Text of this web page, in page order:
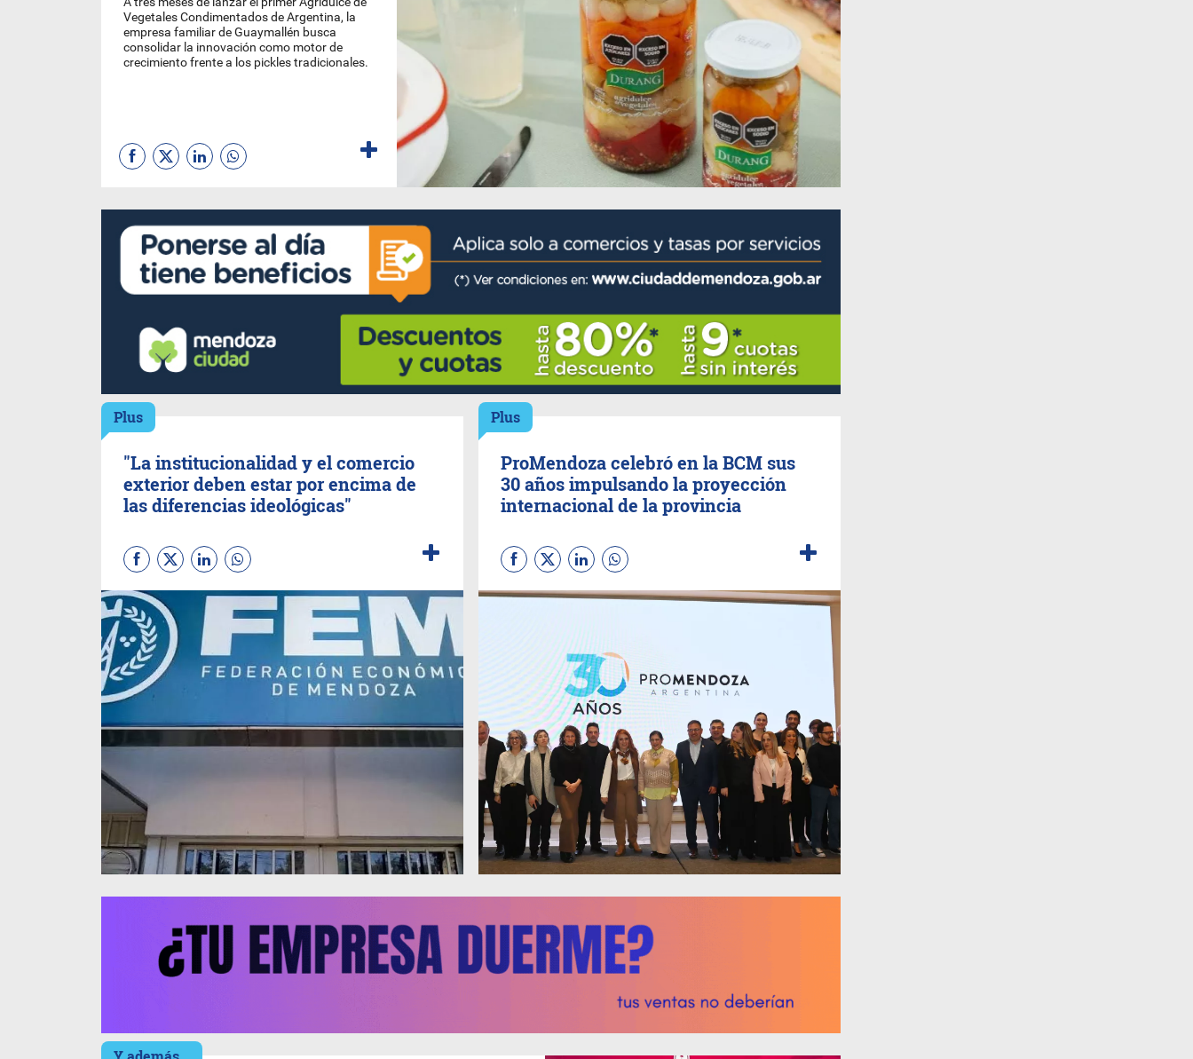
Vegetales Condimentados de Argentina, la
empresa familiar de Guaymallén busca
consolidar la innovación como motor de
crecimiento frente a los pickles tradicionales.
Plus
"La institucionalidad y el comercio
exterior deben estar por encima de
las diferencias ideológicas"
Plus
ProMendoza celebró en la BCM sus
30 años impulsando la proyección
internacional de la provincia